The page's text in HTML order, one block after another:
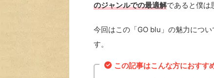
のジャンルでの最適解であると僕は
今回はこの「GO blu」の魅力につ
す。
この記事はこんな方におすす